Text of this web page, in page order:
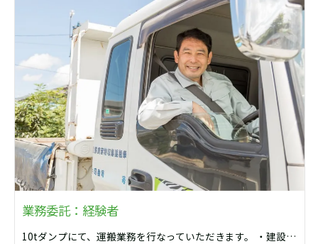
業務委託：経験者
10tダンプにて、運搬業務を行なっていただきます。 ・建設資材の運搬・納入 ・建設残土の運搬・納入 ・道路舗装補修工事 (アスファルト合材・ガラ運搬)